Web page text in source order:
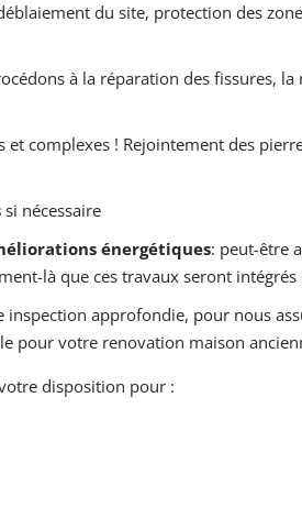
du site, protection des
à la réparation des fissures,
et complexes ! Rejointement des
si nécessaire
énergétiques: peut-être
là que ces travaux seront
inspection approfondie, pour nous
pour votre renovation maison
disposition pour :